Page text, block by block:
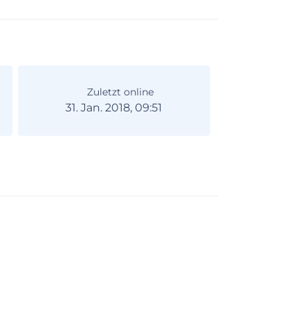
Zuletzt online
31. Jan. 2018, 09:51